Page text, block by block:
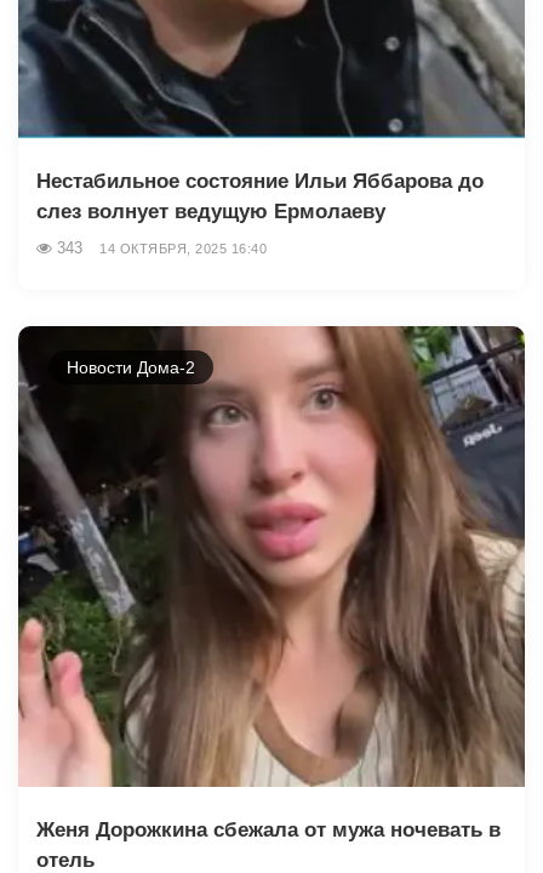
Нестабильное состояние Ильи Яббарова до
слез волнует ведущую Ермолаеву
343 14 ОКТЯБРЯ, 2025 16:40
Новости Дома-2
Женя Дорожкина сбежала от мужа ночевать в
отель